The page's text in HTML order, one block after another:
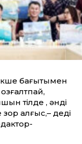
бағытымен
тілде , әнді
алғыс,– деді